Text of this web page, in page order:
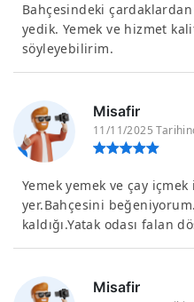
Bahçesindeki
yedik. Yemek ve hizmet
söyleyebilirim.
Misafir
11/11/2025
Yemek yemek ve çay
yer.Bahçesini
kaldığı.Yatak odası falan
Misafir